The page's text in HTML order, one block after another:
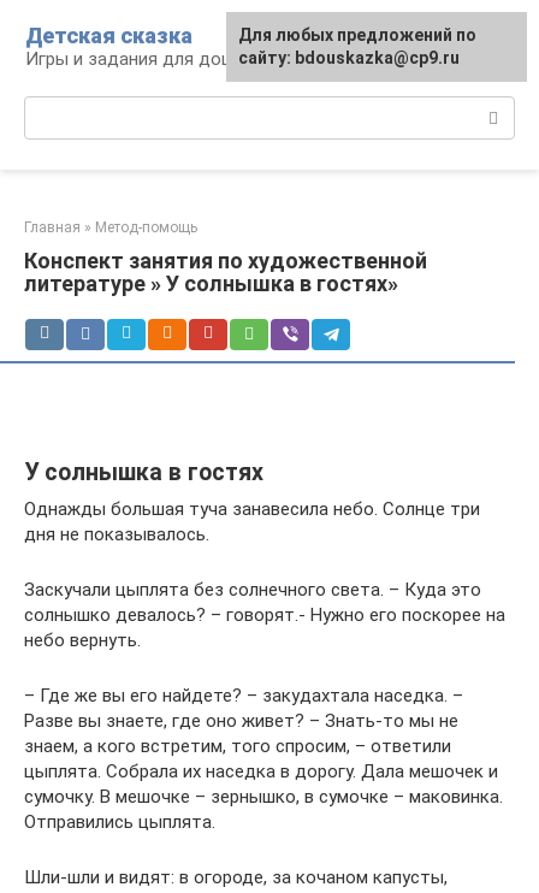
контенту
Детская сказка
Игры и задания для дошкольников
Главная » Метод-помощь
Конспект занятия по художественной
литературе » У солнышка в гостях»
У солнышка в гостях
Однажды большая туча занавесила небо. Солнце три
дня не показывалось.
Заскучали цыплята без солнечного света. – Куда это
солнышко девалось? – говорят.- Нужно его поскорее на
небо вернуть.
– Где же вы его найдете? – закудахтала наседка. –
Разве вы знаете, где оно живет? – Знать-то мы не
знаем, а кого встретим, того спросим, – ответили
цыплята. Собрала их наседка в дорогу. Дала мешочек и
сумочку. В мешочке – зернышко, в сумочке – маковинка.
Отправились цыплята.
Шли-шли и видят: в огороде, за кочаном капусты,
Для любых предложений по
сайту: bdouskazka@cp9.ru